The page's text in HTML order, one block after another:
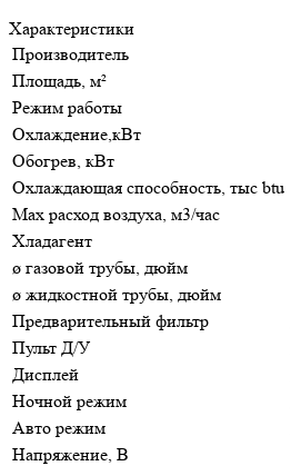
Характеристики
Производитель
Площадь, м²
Режим работы
Охлаждение,кВт
Обогрев, кВт
Охлаждающая способность, тыс btu
Max расход воздуха, м3/час
Хладагент
ø газовой трубы, дюйм
ø жидкостной трубы, дюйм
Предварительный фильтр
Пульт Д/У
Дисплей
Ночной режим
Авто режим
Напряжение, В